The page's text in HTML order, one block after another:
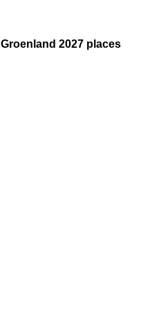
Groenland 2027 places